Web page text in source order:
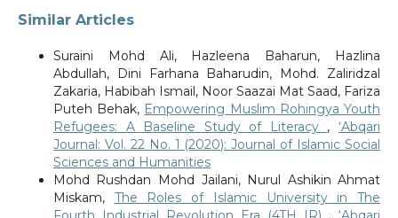
Similar Articles
Suraini Mohd Ali, Hazleena Baharun, Hazlina
Abdullah, Dini Farhana Baharudin, Mohd. Zaliridzal
Zakaria, Habibah Ismail, Noor Saazai Mat Saad, Fariza
Puteh Behak, Empowering Muslim Rohingya Youth
Refugees: A Baseline Study of Literacy ,‘Abqari
Journal: Vol. 22 No. 1 (2020): Journal of Islamic Social
Sciences and Humanities
Mohd Rushdan Mohd Jailani, Nurul Ashikin Ahmat
Miskam, The Roles of Islamic University in The